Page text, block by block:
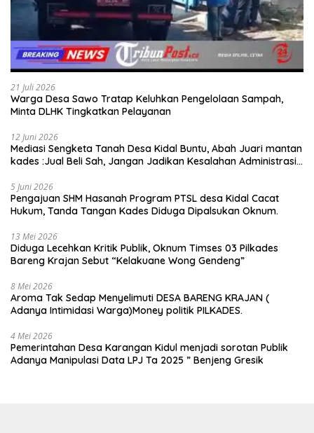
21 Juli 2026
Warga Desa Sawo Tratap Keluhkan Pengelolaan Sampah,
Minta DLHK Tingkatkan Pelayanan
12 Juni 2026
Mediasi Sengketa Tanah Desa Kidal Buntu, Abah Juari mantan
kades :Jual Beli Sah, Jangan Jadikan Kesalahan Administrasi
5 Juni 2026
Pengajuan SHM Hasanah Program PTSL desa Kidal Cacat
Hukum, Tanda Tangan Kades Diduga Dipalsukan Oknum.
13 Mei 2026
Diduga Lecehkan Kritik Publik, Oknum Timses 03 Pilkades
Bareng Krajan Sebut “Kelakuane Wong Gendeng”
8 Mei 2026
Aroma Tak Sedap Menyelimuti DESA BARENG KRAJAN (
Adanya Intimidasi Warga)Money politik PILKADES.
4 Mei 2026
Pemerintahan Desa Karangan Kidul menjadi sorotan Publik
Adanya Manipulasi Data LPJ Ta 2025 ” Benjeng Gresik